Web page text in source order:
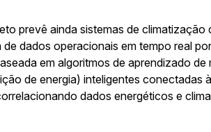
prevê ainda sistemas de
dados operacionais em tempo real
em algoritmos de aprendizado de
de energia) inteligentes conectadas
dados energéticos e